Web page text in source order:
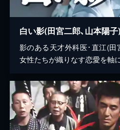
白い影(田宮二郎､山本陽子)
影のある天才外科医･直江(田
女性たちが織りなす恋愛を軸